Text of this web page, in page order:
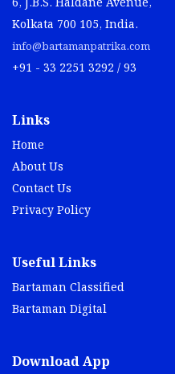
Kolkata 700 105, India.
info@bartamanpatrika.com
+91 - 33 2251 3292 / 93
Links
Home
About Us
Contact Us
Privacy Policy
Useful Links
Bartaman Classified
Bartaman Digital
Download App